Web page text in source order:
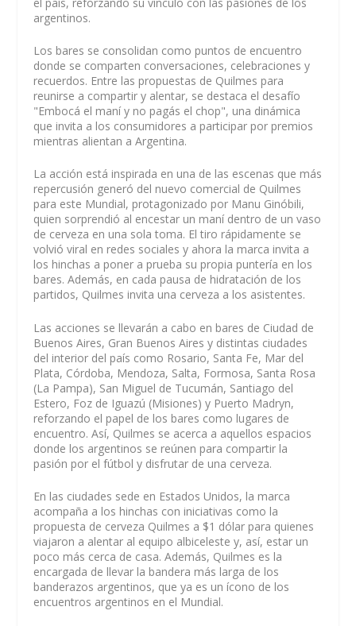
argentinos.
Los bares se consolidan como puntos de encuentro
donde se comparten conversaciones, celebraciones y
recuerdos. Entre las propuestas de Quilmes para
reunirse a compartir y alentar, se destaca el desafío
"Embocá el maní y no pagás el chop", una dinámica
que invita a los consumidores a participar por premios
mientras alientan a Argentina.
La acción está inspirada en una de las escenas que más
repercusión generó del nuevo comercial de Quilmes
para este Mundial, protagonizado por Manu Ginóbili,
quien sorprendió al encestar un maní dentro de un vaso
de cerveza en una sola toma. El tiro rápidamente se
volvió viral en redes sociales y ahora la marca invita a
los hinchas a poner a prueba su propia puntería en los
bares. Además, en cada pausa de hidratación de los
partidos, Quilmes invita una cerveza a los asistentes.
Las acciones se llevarán a cabo en bares de Ciudad de
Buenos Aires, Gran Buenos Aires y distintas ciudades
del interior del país como Rosario, Santa Fe, Mar del
Plata, Córdoba, Mendoza, Salta, Formosa, Santa Rosa
(La Pampa), San Miguel de Tucumán, Santiago del
Estero, Foz de Iguazú (Misiones) y Puerto Madryn,
reforzando el papel de los bares como lugares de
encuentro. Así, Quilmes se acerca a aquellos espacios
donde los argentinos se reúnen para compartir la
pasión por el fútbol y disfrutar de una cerveza.
En las ciudades sede en Estados Unidos, la marca
acompaña a los hinchas con iniciativas como la
propuesta de cerveza Quilmes a $1 dólar para quienes
viajaron a alentar al equipo albiceleste y, así, estar un
poco más cerca de casa. Además, Quilmes es la
encargada de llevar la bandera más larga de los
banderazos argentinos, que ya es un ícono de los
encuentros argentinos en el Mundial.